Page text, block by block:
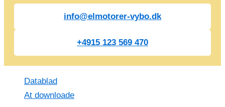
info@elmotorer-vybo.dk
+4915 123 569 470
Datablad
At downloade